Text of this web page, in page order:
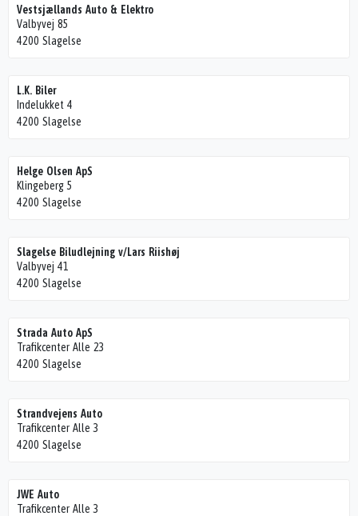
Vestsjællands Auto & Elektro
Valbyvej 85
4200 Slagelse
L.K. Biler
Indelukket 4
4200 Slagelse
Helge Olsen ApS
Klingeberg 5
4200 Slagelse
Slagelse Biludlejning v/Lars Riishøj
Valbyvej 41
4200 Slagelse
Strada Auto ApS
Trafikcenter Alle 23
4200 Slagelse
Strandvejens Auto
Trafikcenter Alle 3
4200 Slagelse
JWE Auto
Trafikcenter Alle 3